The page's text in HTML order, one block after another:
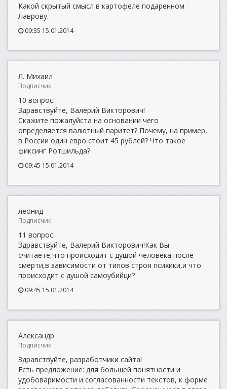
Какой скрытый смысл в картофеле подаренном
Лаврову.
09:35 15.01.2014
Л. Михаил
Подписчик
10 вопрос.
Здравствуйте, Валерий Викторович!
Скажите пожалуйста на основании чего
определяется валютный паритет? Почему, на пример,
в России один евро стоит 45 рублей? Что такое
фиксинг Ротшильда?
09:45 15.01.2014
леонид
Подписчик
11 вопрос.
Здравствуйте, Валерий Викторович!Как Вы
считаете,что происходит с душой человека после
смерти,в зависимости от типов строя психики,и что
происходит с душой самоубийци?
09:45 15.01.2014
Александр
Подписчик
Здравствуйте, разработчики сайта!
Есть предложение: для большей понятности и
удобоваримости и согласованности текстов, к форме